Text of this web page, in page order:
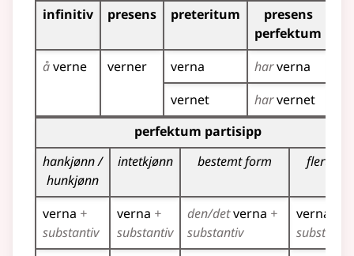
Bøyingstabell for dette verbet
infinitiv presens preteritum
presens
perfektum
åverne verner verna harverna
vernet
harvernet
Bøyingstabell for dette verbet (partisippformer)
perfektum partisipp
hankjønn /
hunkjønn
intetkjønn bestemt form flertall
verna +
substantiv
verna +
substantiv
den/detverna +
substantiv
verna
substantiv